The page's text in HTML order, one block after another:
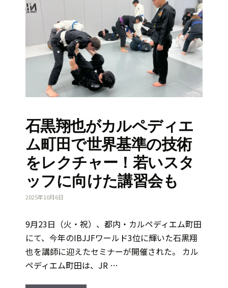
石黒翔也がカルペディエ
ム町田で世界基準の技術
をレクチャー！若いスタ
ッフに向けた講習会も
2025年10月6日
9月23日（火・祝）、都内・カルペディエム町田
にて、今年のIBJJFワールド3位に輝いた石黒翔
也を講師に迎えたセミナーが開催された。 カル
ペディエム町田は、JR …